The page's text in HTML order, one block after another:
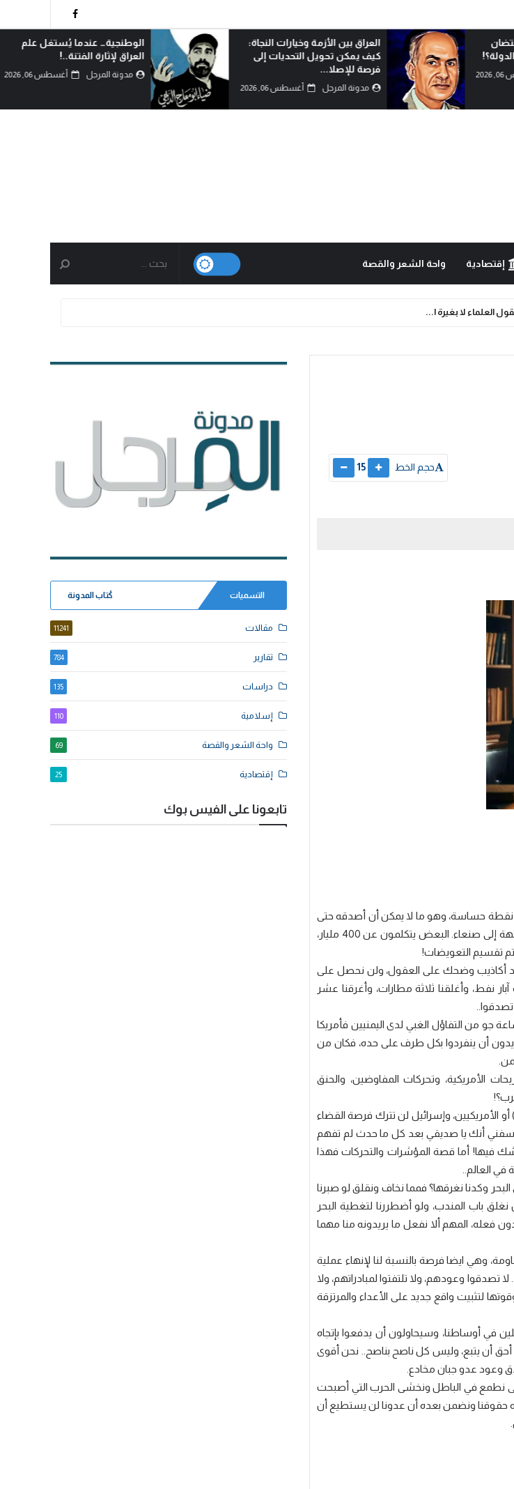
إلى
الوطنجية… عندما يُستغل علم
العراق لإثارة الفتنة..!
مدونة المرجل
مسيرة الأربعين الاممية ثورة ضد
الانانية وافشال للمخططات
الشيطانية..!
إقتصادية واحة الشعر والقصة
العلماء لا بغيرة ا...
حجم الخط 15
نقطة حساسة، وهو ما لا يمكن أن أصدقه حتى
لو رأيت محمد بن سلمان (مبز) بأم عيني وهو يحمل حقائب التعويضات إلى الطائرة المتجهة إلى صنعاء. البعض يتكلمون عن 400 مليار،
تقسيم التعويضات!
أكاذيب وضحك على العقول، ولن نحصل على
نفط، وأغلقنا ثلاثة مطارات، وأغرقنا عشر
جو من التفاؤل الغبي لدى اليمنيين فأمريكا
أن ينفردوا بكل طرف على حده، فكان من
الأمريكية، وتحركات المفاوضين، والحنق
الأمريكيين، وإسرائيل لن تترك فرصة القضاء
أنك يا صديقي بعد كل ما حدث لم تفهم
فيها! أما قصة المؤشرات والتحركات فهذا
العالم..
وكدنا نغرقها؟ فمما نخاف ونقلق لو صبرنا
باب المندب، ولو أضطررنا لتغطية البحر
فعله، المهم ألا نفعل ما يريدونه منا مهما
وهي ايضا فرصة بالنسبة لنا لإنهاء عملية
تصدقوا وعودهم، ولا تلتفتوا لمبادراتهم، ولا
لتثبيت واقع جديد على الأعداء والمرتزقة
في أوساطنا، وسيحاولون أن يدفعوا بإتجاه
أحق أن يتبع، وليس كل ناصح بناصح.. نحن أقوى
وعود عدو جبان مخادع.
حتى نطمع في الباطل ونخشى الحرب التي أصبحت
حقوقنا ونضمن بعده أن عدونا لن يستطيع أن
التسميات كُتاب المدونة
مقالات 11241
تقارير 784
دراسات 135
إسلامية 110
واحة الشعر والقصة 69
إقتصادية 25
تابعونا على الفيس بوك